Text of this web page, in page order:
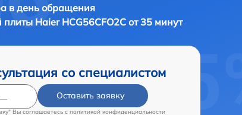
в день обращения
плиты Haier HCG56CFO2C от 35 минут
со специалистом
Оставить заявку
Вы соглашаетесь c политикой конфиденциальности